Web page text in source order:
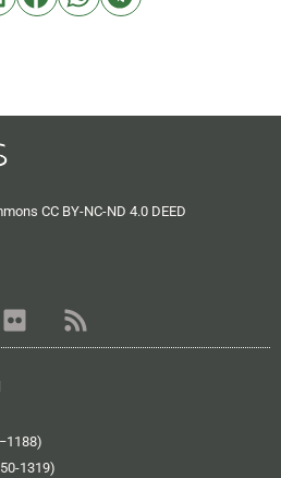
CC BY-NC-ND 4.0 DEED
F
l
r
R
s
1319)